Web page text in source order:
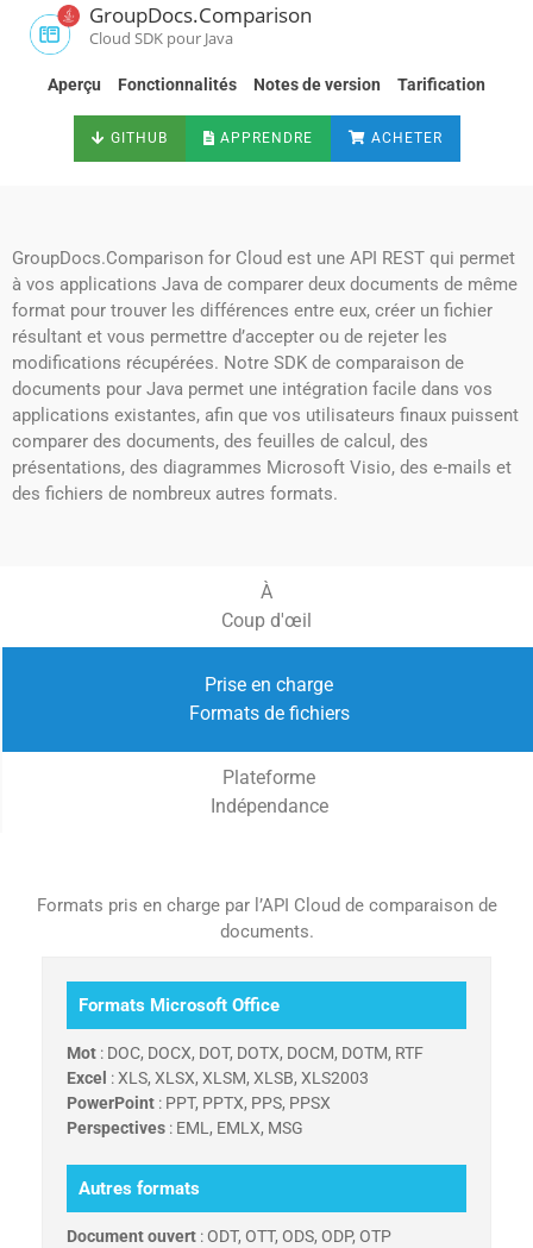
GroupDocs.Comparison
Cloud SDK pour Java
Aperçu Fonctionnalités Notes de version Tarification
GITHUB APPRENDRE ACHETER
GroupDocs.Comparison for Cloud est une API REST qui permet
à vos applications Java de comparer deux documents de même
format pour trouver les différences entre eux, créer un fichier
résultant et vous permettre d’accepter ou de rejeter les
modifications récupérées. Notre SDK de comparaison de
documents pour Java permet une intégration facile dans vos
applications existantes, afin que vos utilisateurs finaux puissent
comparer des documents, des feuilles de calcul, des
présentations, des diagrammes Microsoft Visio, des e-mails et
des fichiers de nombreux autres formats.
À
Coup d'œil
Prise en charge
Formats de fichiers
Plateforme
Indépendance
Formats pris en charge par l’API Cloud de comparaison de
documents.
Formats Microsoft Office
Mot : DOC, DOCX, DOT, DOTX, DOCM, DOTM, RTF
Excel : XLS, XLSX, XLSM, XLSB, XLS2003
PowerPoint : PPT, PPTX, PPS, PPSX
Perspectives : EML, EMLX, MSG
Autres formats
Document ouvert : ODT, OTT, ODS, ODP, OTP